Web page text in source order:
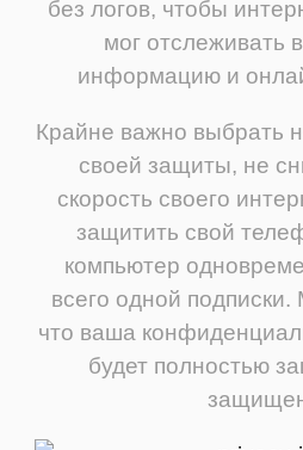
без логов, чтобы
мог отслеживать
информацию и
Крайне важно выбрать
своей защиты, не
скорость своего
защитить свой
компьютер
всего одной
что ваша
будет полностью